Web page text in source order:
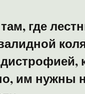
где
им нужны